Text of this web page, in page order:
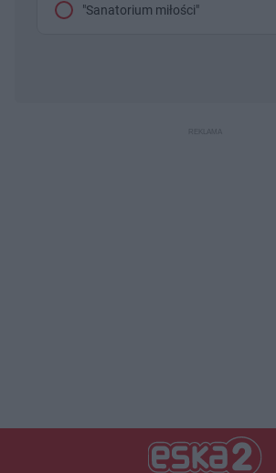
"Sanatorium miłości"